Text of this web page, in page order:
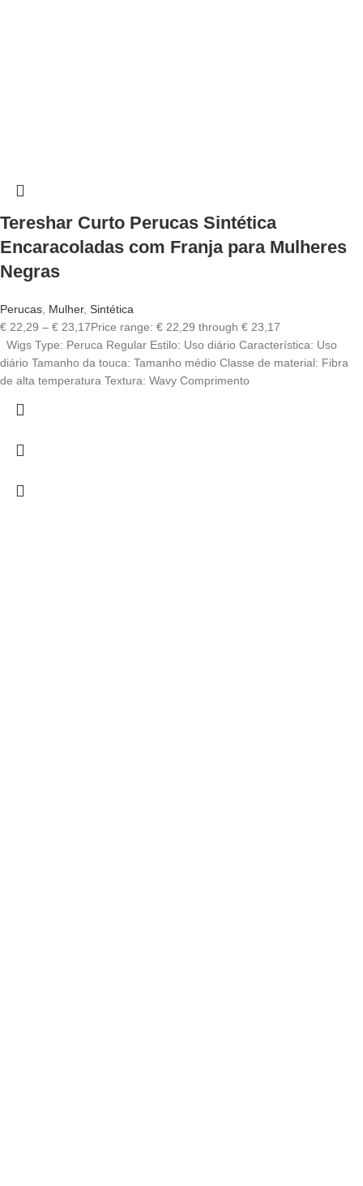
Tereshar Curto Perucas Sintética
Encaracoladas com Franja para Mulheres
Negras
Perucas Mulher, Sintética
€ 22,29 – € 23,17Price range: € 22,29 through € 23,17
Wigs Type: Peruca Regular Estilo: Uso diário Característica: Uso
diário Tamanho da touca: Tamanho médio Classe de material: Fibra
de alta temperatura Textura: Wavy Comprimento